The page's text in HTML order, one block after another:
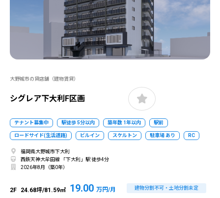
大野城市の貸店舗（建物賃貸）
シグレア下大利F区画
テナント募集中 駅徒歩 5分以内 築年数 1年以内 駅前
ロードサイド(生活道路) ビルイン スケルトン 駐車場 あり RC
福岡県大野城市下大利
西鉄天神大牟田線 「下大利」駅 徒歩4分
2026年8月（築0年）
2F 24.68坪/81.59㎡ 19.00 万円/月 建物分割不可・土地分割未定